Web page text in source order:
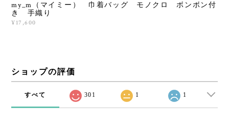
my_m（マイミー） 巾着バッグ モノクロ ボンボン付
き 手織り
¥17,600
ショップの評価
すべて 301 1 1